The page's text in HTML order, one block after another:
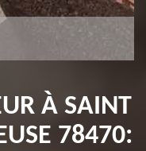
À SAINT
78470: